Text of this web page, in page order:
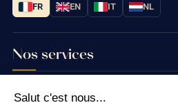
FR EN IT NL
Nos services
Informations
Salut c'est nous...